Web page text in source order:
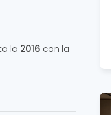
la 2016 con la